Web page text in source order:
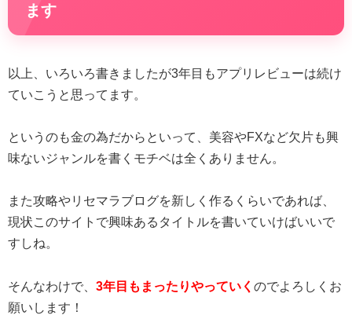
ます
以上、いろいろ書きましたが3年目もアプリレビューは続け
ていこうと思ってます。
というのも金の為だからといって、美容やFXなど欠片も興
味ないジャンルを書くモチベは全くありません。
また攻略やリセマラブログを新しく作るくらいであれば、
現状このサイトで興味あるタイトルを書いていけばいいで
すしね。
そんなわけで、 3年目もまったりやっていく のでよろしくお
願いします！